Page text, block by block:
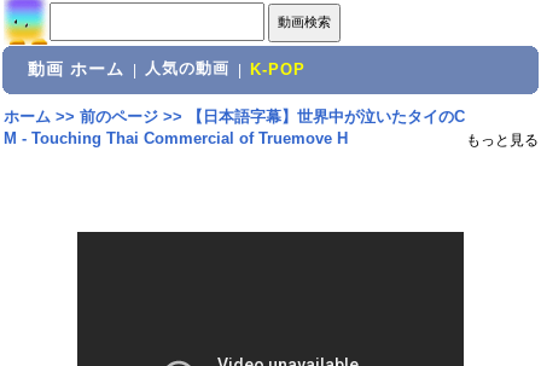
動画 ホーム 人気の動画 K-POP
ホーム>> 前のページ>>
【日本語字幕】世界中が泣いたタイのC
M - Touching Thai Commercial of Truemove H
もっと見る